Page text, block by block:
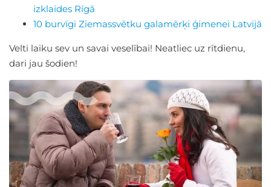
izklaides Rīgā
10 burvīgi Ziemassvētku galamērķi ģimenei Latvijā
Velti laiku sev un savai veselībai! Neatliec uz rītdienu,
dari jau šodien!